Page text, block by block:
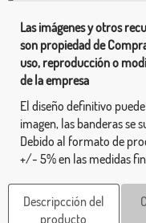
Las imágenes y otros
son propiedad de
uso, reproducción o
de la empresa
El diseño definitivo
imagen, las banderas se
Debido al formato de
+/- 5% en las medidas
Descripcción del
producto